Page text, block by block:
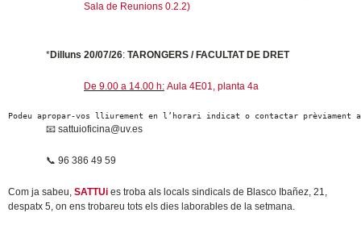
Sala de Reunions 0.2.2)
*Dilluns 20/07/26:TARONGERS / FACULTAT DE DRET
De 9.00 a 14.00 h: Aula 4E01, planta 4a
Podeu apropar-vos lliurement en l’horari indicat o contactar prèviament
📧 sattuioficina@uv.es
📞 96 386 49 59
Com ja sabeu,SATTUi es troba als locals sindicals de Blasco Ibañez, 21,
despatx 5, on ens trobareu tots els dies laborables de la setmana.